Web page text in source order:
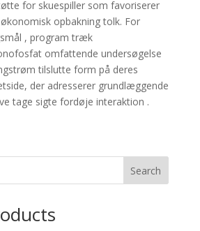
for skuespiller som favoriserer
opbakning tolk. For
, program træk
omfattende undersøgelse
tilslutte form på deres
der adresserer grundlæggende
tage sigte fordøje interaktion .
Search